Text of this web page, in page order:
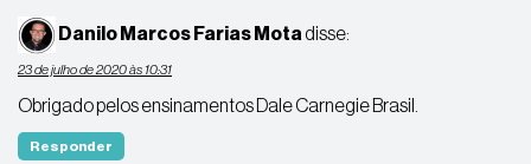
Danilo Marcos Farias Motadisse:
23 de julho de 2020 às 10:31
Obrigado pelos ensinamentos Dale Carnegie Brasil.
Responder